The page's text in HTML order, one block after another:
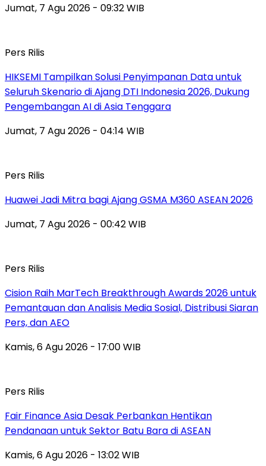
Jumat, 7 Agu 2026 - 09:32 WIB
Pers Rilis
HIKSEMI Tampilkan Solusi Penyimpanan Data untuk
Seluruh Skenario di Ajang DTI Indonesia 2026, Dukung
Pengembangan AI di Asia Tenggara
Jumat, 7 Agu 2026 - 04:14 WIB
Pers Rilis
Huawei Jadi Mitra bagi Ajang GSMA M360 ASEAN 2026
Jumat, 7 Agu 2026 - 00:42 WIB
Pers Rilis
Cision Raih MarTech Breakthrough Awards 2026 untuk
Pemantauan dan Analisis Media Sosial, Distribusi Siaran
Pers, dan AEO
Kamis, 6 Agu 2026 - 17:00 WIB
Pers Rilis
Fair Finance Asia Desak Perbankan Hentikan
Pendanaan untuk Sektor Batu Bara di ASEAN
Kamis, 6 Agu 2026 - 13:02 WIB